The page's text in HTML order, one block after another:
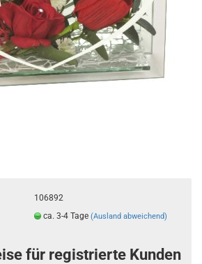
106892
ca. 3-4 Tage (Ausland abweichend)
für registrierte Kunden